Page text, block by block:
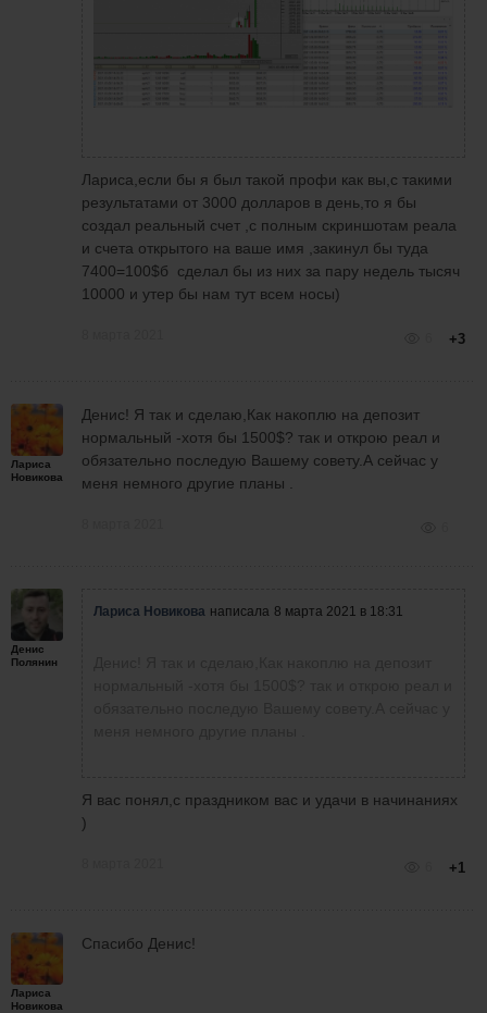
Лариса,если бы я был такой профи как вы,с такими
результатами от 3000 долларов в день,то я бы
создал реальный счет ,с полным скриншотам реала
и счета открытого на ваше имя ,закинул бы туда
7400=100$б сделал бы из них за пару недель тысяч
10000 и утер бы нам тут всем носы)
+3
Лариса
Новикова
Денис! Я так и сделаю,Как накоплю на депозит
нормальный -хотя бы 1500$? так и открою реал и
обязательно последую Вашему совету.А сейчас у
меня немного другие планы .
Денис
Полянин
Лариса Новикова написала 8 марта 2021 в 18:31
Я вас понял,с праздником вас и удачи в начинаниях
)
+1
Лариса
Новикова
Спасибо Денис!